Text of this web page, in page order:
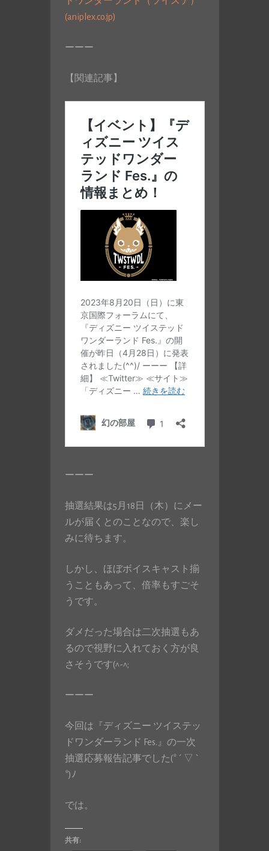
(aniplex.co.jp)
ーーー
【関連記事】
ーーー
抽選結果は5月18日（木）にメー
ルが届くとのことなので、楽し
みに待ちます。
しかし、ほぼボイスキャスト揃
うこともあって、倍率もすごそ
うです。
ダメだった場合は二次抽選もあ
るので視野に入れておく方が良
さそうです(^-^;
ーーー
今回は『ディズニー ツイステッ
ドワンダーランド Fes.』の一次
抽選応募報告記事でした(* ´ ▽ `
*)ﾉ
では。
共有: